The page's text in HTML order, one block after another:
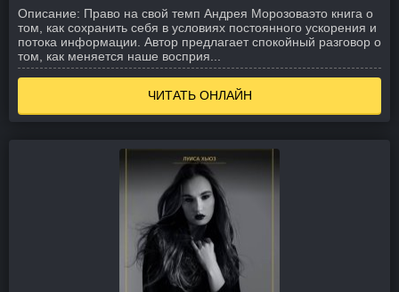
Описание: Право на свой темп Андрея Морозоваэто книга о
том, как сохранить себя в условиях постоянного ускорения и
потока информации. Автор предлагает спокойный разговор о
том, как меняется наше восприя...
ЧИТАТЬ ОНЛАЙН